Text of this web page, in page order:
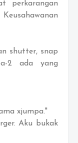
perkarangan
shutter, snap
2 ada yang
xjumpa."
Aku bukak